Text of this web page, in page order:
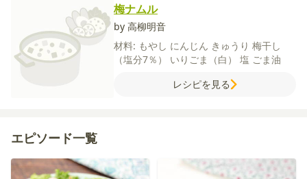
梅ナムル
by 高柳明音
材料: もやし にんじん きゅうり 梅干し
（塩分7％） いりごま（白） 塩 ごま油
レシピを見る
エピソード一覧